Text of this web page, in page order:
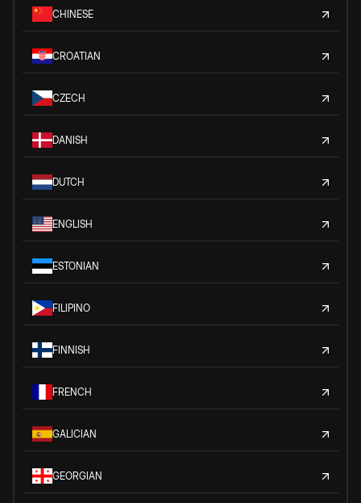
CHINESE
CROATIAN
CZECH
DANISH
DUTCH
ENGLISH
ESTONIAN
FILIPINO
FINNISH
FRENCH
GALICIAN
GEORGIAN